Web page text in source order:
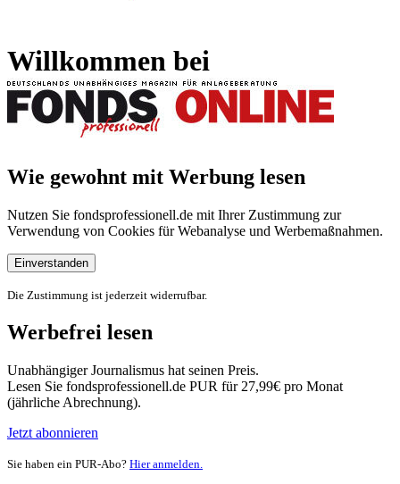
Willkommen bei
Wie gewohnt mit Werbung lesen
Nutzen Sie fondsprofessionell.de mit Ihrer Zustimmung zur
Verwendung von Cookies für Webanalyse und Werbemaßnahmen.
Einverstanden
Die Zustimmung ist jederzeit widerrufbar.
Werbefrei lesen
Unabhängiger Journalismus hat seinen Preis.
Lesen Sie fondsprofessionell.de PUR für 27,99€ pro Monat
(jährliche Abrechnung).
Jetzt abonnieren
Sie haben ein PUR-Abo? Hier anmelden.